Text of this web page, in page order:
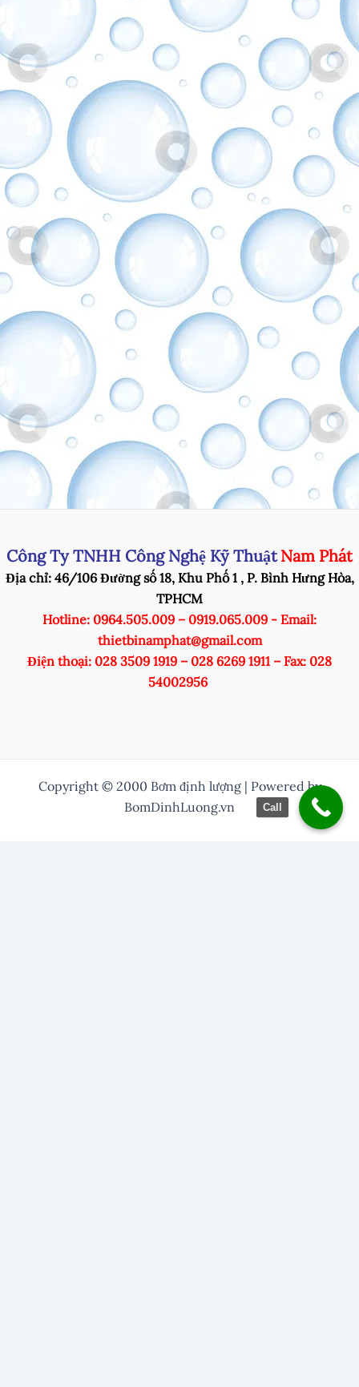
Công Ty TNHH Công Nghệ Kỹ Thuật Nam Phát
Địa chỉ: 46/106 Đường số 18, Khu Phố 1 , P. Bình Hưng Hòa,
TPHCM
Hotline: 0964.505.009 – 0919.065.009 - Email:
thietbinamphat@gmail.com
Điện thoại: 028 3509 1919 – 028 6269 1911 – Fax: 028
54002956
Copyright © 2000 Bơm định lượng | Powered by
BomDinhLuong.vn
Call